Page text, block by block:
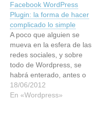
p, y si bien está pensado
para C es perfecta y
fácilmente extrapolable a
cualquier otro lenguaje.
Una cosa es lo que nos
cuentan los libros de C…
Facebook WordPress
Plugin: la forma de hacer
complicado lo simple
A poco que alguien se
mueva en la esfera de las
redes sociales, y sobre
todo de Wordpress, se
habrá enterado, antes o
después en mayor o
menor medida, de la
18/06/2012
En «Wordpress»